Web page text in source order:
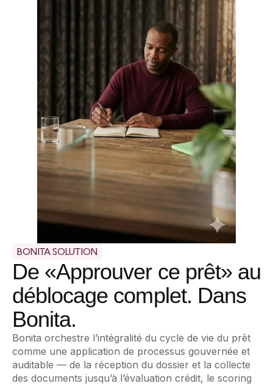
BONITA SOLUTION
De «Approuver ce prêt» au
déblocage complet. Dans
Bonita.
Bonita orchestre l’intégralité du cycle de vie du prêt
comme une application de processus gouvernée et
auditable — de la réception du dossier et la collecte
des documents jusqu’à l’évaluation crédit, le scoring